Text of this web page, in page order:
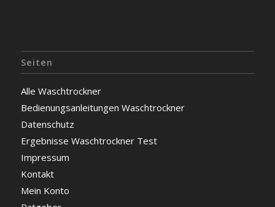
Seiten
Alle Waschtrockner
Bedienungsanleitungen Waschtrockner
Datenschutz
Ergebnisse Waschtrockner Test
Impressum
Kontakt
Mein Konto